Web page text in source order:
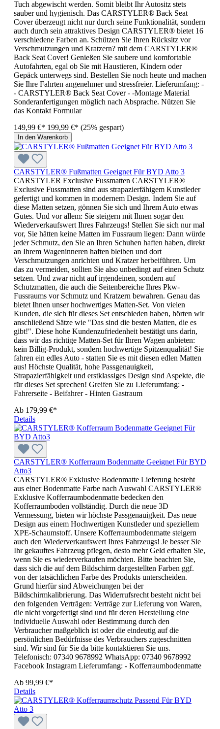
Tuch abgewischt werden. Somit bleibt Ihr Autositz stets
sauber und hygienisch. Das CARSTYLER® Back Seat
Cover überzeugt nicht nur durch seine Funktionalität, sondern
auch durch sein attraktives Design CARSTYLER® bietet 16
verschiedene Farben an. Schützen Sie Ihren Rücksitz vor
Verschmutzungen und Kratzern? mit dem CARSTYLER®
Back Seat Cover! Genießen Sie saubere und komfortable
Autofahrten, egal ob Sie mit Haustieren, Kindern oder
Gepäck unterwegs sind. Bestellen Sie noch heute und machen
Sie Ihre Fahrten angenehmer und stressfreier. Lieferumfang: -
- CARSTYLER® Back Seat Cover - -Montage Material
Sonderanfertigungen möglich nach Absprache. Nützen Sie
das Kontakt Formular
149,99 €* 199,99 €* (25% gespart)
In den Warenkorb
CARSTYLER® Fußmatten Geeignet Für BYD Atto 3
CARSTYLER Exclusive Fussmatten CARSTYLER®
Exclusive Fussmatten sind aus strapazierfähigem Kunstleder
gefertigt und kommen in modernem Design. Indem Sie auf
diese Matten setzen, gönnen Sie sich und Ihrem Auto etwas
Gutes. Und vor allem: Sie steigern mit Ihnen sogar den
Wiederverkaufswert Ihres Fahrzeugs! Stellen Sie sich nur mal
vor, Sie hätten keine Matten im Fussraum liegen: Dann würde
jeder Schmutz, den Sie an Ihren Schuhen haften haben, direkt
an Ihrem Wageninneren haften bleiben und dort
Verschmutzungen anrichten und Kratzer herbeiführen. Um
das zu vermeiden, sollten Sie also unbedingt auf einen Schutz
setzen. Und zwar nicht auf irgendeinen, sondern auf
Schutzmatten, die auch die Seitenbereiche Ihres Pkw-
Fussraums vor Schmutz und Kratzern bewahren. Genau das
bietet Ihnen unser hochwertiges Matten-Set. Von vielen
Kunden, die sich für dieses Set entschieden haben, hörten wir
anschließend Sätze wie "Das sind die besten Matten, die es
gibt!". Diese hohe Kundenzufriedenheit bestätigt uns darin,
dass wir das richtige Matten-Set für Ihren Wagen anbieten:
kein Billig-Produkt, sondern hochwertige Spitzenqualität! Sie
fahren ein edles Auto - statten Sie es mit diesen edlen Matten
aus! Höchste Qualität, hohe Passgenauigkeit,
Strapazierfähigkeit und erstklassiges Design sind Aspekte, die
für dieses Set sprechen! Greifen Sie zu Lieferumfang: -
Fahrerseite - Beifahrer - Hinten Gastraum
Ab 179,99 €*
Details
CARSTYLER® Kofferraum Bodenmatte Geeignet Für BYD
Atto3
CARSTYLER® Exklusive Bodenmatte Lieferung besteht
aus einer Bodenmatte Farbe nach Auswahl CARSTYLER®
Exklusive Kofferraumbodenmatte bedecken den
Kofferraumboden vollständig. Durch die neue 3D
Vermessung, bieten wir höchste Passgenauigkeit. Das neue
Design aus einem Hochwertigen Kunstleder und speziellem
XPE-Schaumstoff. Unsere Kofferraumbodenmatte steigern
auch den Wiederverkaufswert Ihres Fahrzeugs! Je besser Sie
Ihr gekauftes Fahrzeug pflegen, desto mehr Geld erhalten Sie,
wenn Sie es wiederverkaufen möchten. Bitte beachten Sie,
dass sich die auf dem Bildschirm dargestellten Farben ggf.
von der tatsächlichen Farbe des Produkts unterscheiden.
Grund hierfür sind Abweichungen bei der
Bildschirmkalibrierung. Das Widerrufsrecht besteht nicht bei
den folgenden Verträgen: Verträge zur Lieferung von Waren,
die nicht vorgefertigt sind und für deren Herstellung eine
individuelle Auswahl oder Bestimmung durch den
Verbraucher maßgeblich ist oder die eindeutig auf die
persönlichen Bedürfnisse des Verbrauchers zugeschnitten
sind. Wir sind für Sie da bitte kontaktieren Sie uns.
Telefonisch: 07340 9678992 WhatsApp: 07340 9678992
Facebook Instagram Lieferumfang: - Kofferraumbodenmatte
Ab 99,99 €*
Details